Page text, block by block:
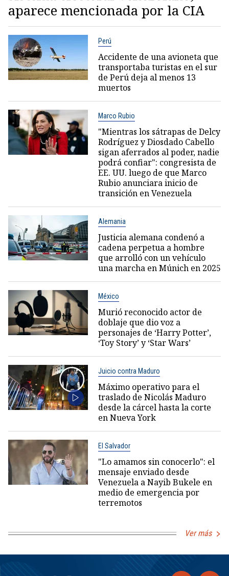
aparece mencionada por la CIA
Perú
Accidente de una avioneta que
transportaba turistas en el sur
de Perú deja al menos 13
muertos
Marco Rubio
"Mientras los sátrapas de Delcy
Rodríguez y Diosdado Cabello
sigan aferrados al poder, nadie
podrá confiar": congresista de
EE. UU. luego de que Marco
Rubio anunciara inicio de
transición en Venezuela
Alemania
Justicia alemana condenó a
cadena perpetua a hombre
que arrolló con un vehículo
una marcha en Múnich en 2025
México
Murió reconocido actor de
doblaje que dio voz a
personajes de ‘Harry Potter’,
‘Toy Story’ y ‘Star Wars’
Juicio contra Maduro
Máximo operativo para el
traslado de Nicolás Maduro
desde la cárcel hasta la corte
en Nueva York
El Salvador
"Lo amamos sin conocerlo": el
mensaje enviado desde
Venezuela a Nayib Bukele en
medio de emergencia por
terremotos
Ver más